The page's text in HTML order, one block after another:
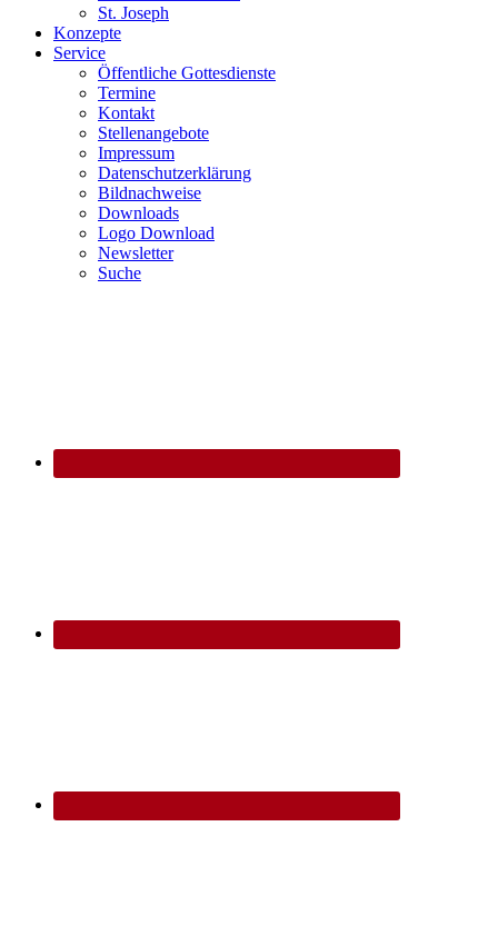
St. Joseph
Konzepte
Service
Öffentliche Gottesdienste
Termine
Kontakt
Stellenangebote
Impressum
Datenschutzerklärung
Bildnachweise
Downloads
Logo Download
Newsletter
Suche